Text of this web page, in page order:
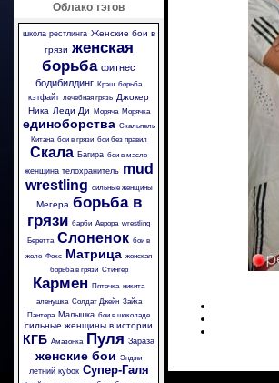
Облако тэгов
школа рестлинга Женские бои в
грязи женская
борьба фитнес
бодибилдинг Крэш борьба
кэтфайт лечебная грязь Джокер
Ника Леди Ди Моряча Морячка
единоборства Скальпель
Китана бои в грязи бои без правил
Скала Багира бои в масле
женщина телохранитель mud
wrestling сильные женщины
Мегера борьба в
грязи барби Аврора wrestling
Беретта Слоненок бои в
желе Фокс Матрица женская
борьба в грязи Стингер
Кармен Пяточка никита
аленушка Солдат Джейн Зайка
Пантера Малышка бои в шоколаде
сильные женщины в истории
КГБ Амазонка Пуля Зараза
женские бои Энджи
летний кубок Супер-Галя